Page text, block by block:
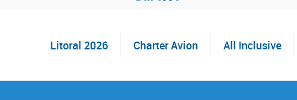
Litoral 2026 Charter Avion All Inclusive